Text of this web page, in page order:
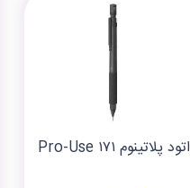
اتود پلاتینوم Pro-Use ۱۷۱